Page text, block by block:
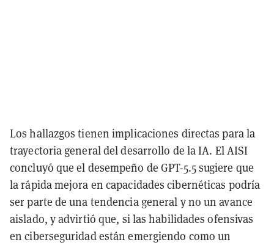
Los hallazgos tienen implicaciones directas para la
trayectoria general del desarrollo de la IA. El AISI
concluyó que el desempeño de GPT-5.5 sugiere que
la rápida mejora en capacidades cibernéticas podría
ser parte de una tendencia general y no un avance
aislado, y advirtió que, si las habilidades ofensivas
en ciberseguridad están emergiendo como un